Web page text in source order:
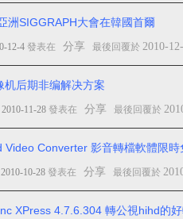
洲SIGGRAPH大會在韓國首爾
12-4 發表在 分享 最後回覆於 2010-
机后期非编解决方案
2010-11-28 發表在 分享 最後回覆於
Video Converter 影音轉檔軟體限時
2010-10-28 發表在 分享 最後回覆於
XPress 4.7.6.304 轉公視hihd的